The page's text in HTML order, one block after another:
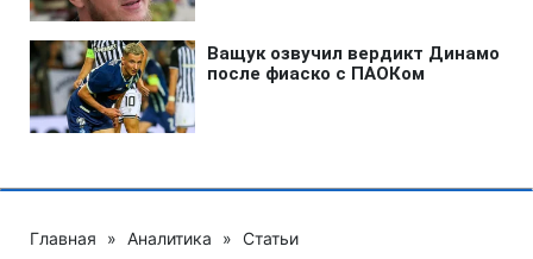
Главная » Аналитика » Статьи